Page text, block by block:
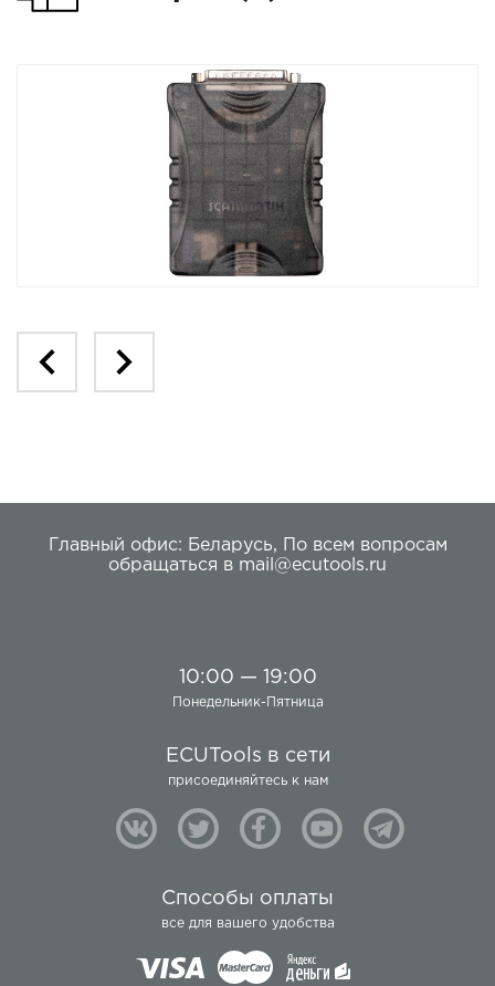
Главный офис: Беларусь,
По всем вопросам
обращаться в mail@ecutools.ru
10:00 — 19:00
Понедельник-Пятница
ECUTools в сети
присоединяйтесь к нам
Способы оплаты
все для вашего удобства